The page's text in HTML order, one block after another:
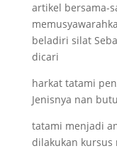
artikel bersama-
beladiri silat
dicari
harkat tatami
Jenisnya nan
tatami menjadi
dilakukan kursus